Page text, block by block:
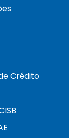
Crédito